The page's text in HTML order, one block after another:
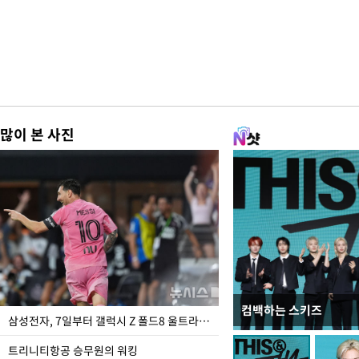
많이 본 사진
삼성전자, 7일부터 갤럭시 Z 폴드8 울트라·폴드8·플립8 출시
트리니티항공 승무원의 워킹
컴백하는 스키즈
입추 하루 앞둔 전남
폭염